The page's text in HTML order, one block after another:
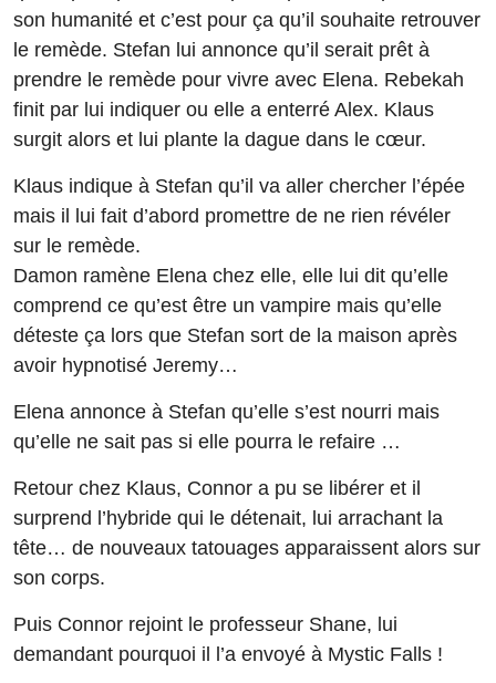
son humanité et c’est pour ça qu’il souhaite retrouver
le remède. Stefan lui annonce qu’il serait prêt à
prendre le remède pour vivre avec Elena. Rebekah
finit par lui indiquer ou elle a enterré Alex. Klaus
surgit alors et lui plante la dague dans le cœur.
Klaus indique à Stefan qu’il va aller chercher l’épée
mais il lui fait d’abord promettre de ne rien révéler
sur le remède.
Damon ramène Elena chez elle, elle lui dit qu’elle
comprend ce qu’est être un vampire mais qu’elle
déteste ça lors que Stefan sort de la maison après
avoir hypnotisé Jeremy…
Elena annonce à Stefan qu’elle s’est nourri mais
qu’elle ne sait pas si elle pourra le refaire …
Retour chez Klaus, Connor a pu se libérer et il
surprend l’hybride qui le détenait, lui arrachant la
tête… de nouveaux tatouages apparaissent alors sur
son corps.
Puis Connor rejoint le professeur Shane, lui
demandant pourquoi il l’a envoyé à Mystic Falls !